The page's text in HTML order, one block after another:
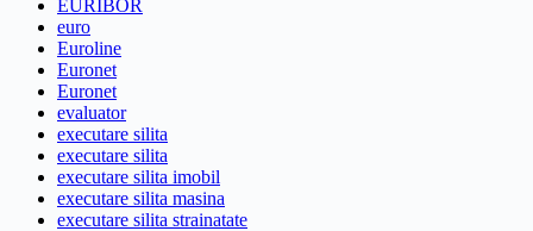
EURIBOR
euro
Euroline
Euronet
Euronet
evaluator
executare silita
executare silita
executare silita imobil
executare silita masina
executare silita strainatate